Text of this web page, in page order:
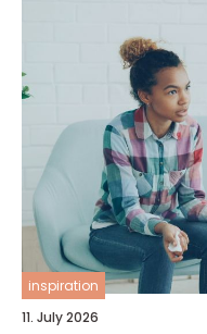
inspiration
11. July 2026